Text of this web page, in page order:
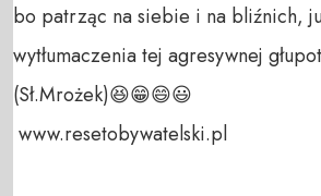
bo patrząc na siebie i na bliźnich,
wytłumaczenia tej agresywnej
(Sł.Mrożek)😆😁😄😃